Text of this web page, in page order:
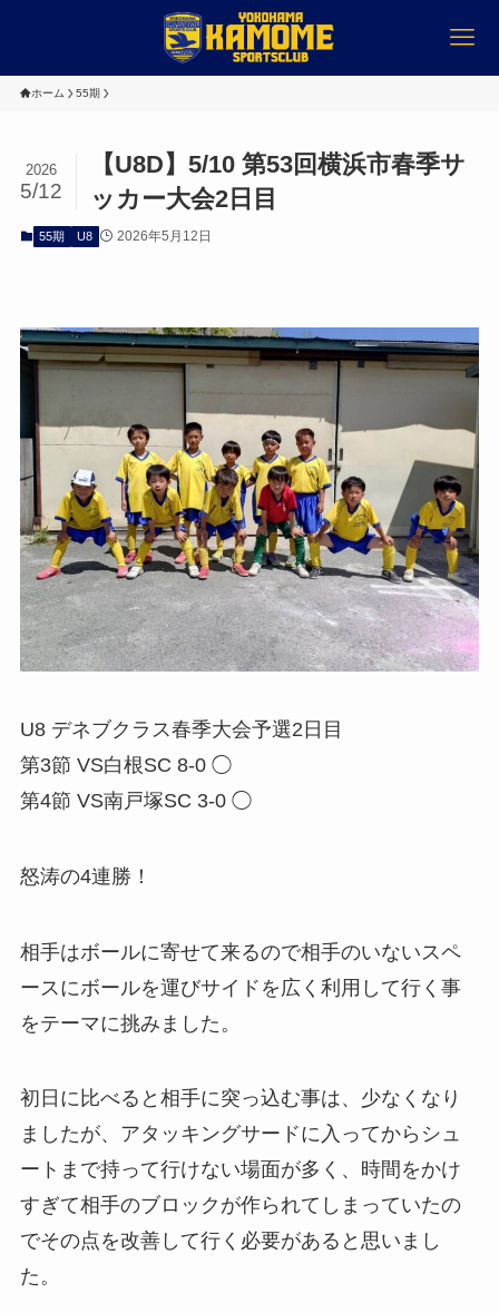
ホーム 55期
【U8D】5/10 第53回横浜市春季サ
ッカー大会2日目
2026
5/12
55期 U8 2026年5月12日
U8 デネブクラス春季大会予選2日目
第3節 VS白根SC 8-0 ◯
第4節 VS南戸塚SC 3-0 ◯
怒涛の4連勝！
相手はボールに寄せて来るので相手のいないスペ
ースにボールを運びサイドを広く利用して行く事
をテーマに挑みました。
初日に比べると相手に突っ込む事は、少なくなり
ましたが、アタッキングサードに入ってからシュ
ートまで持って行けない場面が多く、時間をかけ
すぎて相手のブロックが作られてしまっていたの
でその点を改善して行く必要があると思いまし
た。